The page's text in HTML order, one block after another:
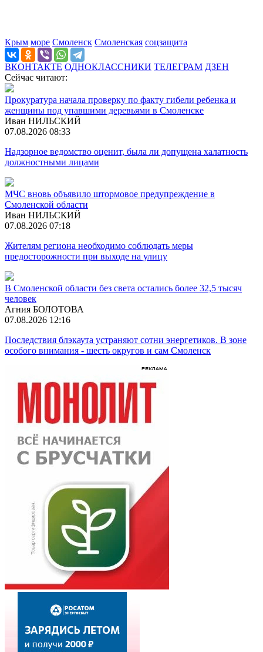
Крым море Смоленск Смоленская соцзащита
ВКОНТАКТЕ ОДНОКЛАССНИКИ ТЕЛЕГРАМ ДЗЕН
Сейчас читают:
Прокуратура начала проверку по факту гибели ребенка и
женщины под упавшими деревьями в Смоленске
Иван НИЛЬСКИЙ
07.08.2026 08:33
Надзорное ведомство оценит, была ли допущена халатность
должностными лицами
МЧС вновь объявило штормовое предупреждение в
Смоленской области
Иван НИЛЬСКИЙ
07.08.2026 07:18
Жителям региона необходимо соблюдать меры
предосторожности при выходе на улицу
В Смоленской области без света остались более 32,5 тысяч
человек
Агния БОЛОТОВА
07.08.2026 12:16
Последствия блэкаута устраняют сотни энергетиков. В зоне
особого внимания - шесть округов и сам Смоленск